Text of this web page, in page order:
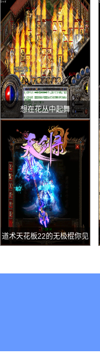
想在花丛中起舞
道术天花板22的无极棍你见